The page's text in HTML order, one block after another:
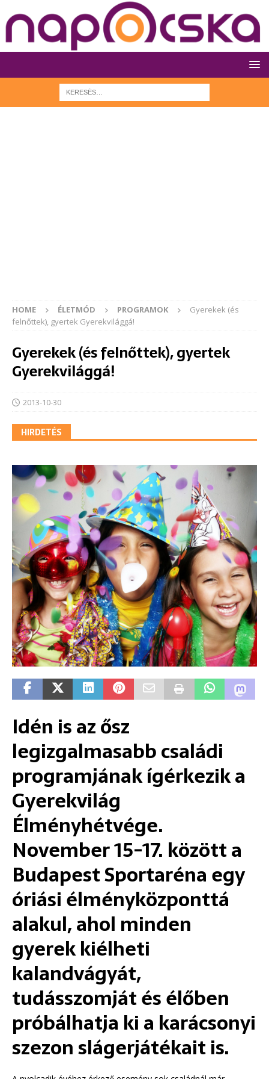
HOME ÉLETMÓD PROGRAMOK
Gyerekek (és
felnőttek), gyertek Gyerekvilággá!
Gyerekek (és felnőttek), gyertek
Gyerekvilággá!
2013-10-30
HIRDETÉS
Idén is az ősz
legizgalmasabb családi
programjának ígérkezik a
Gyerekvilág
Élményhétvége.
November 15-17. között a
Budapest Sportaréna egy
óriási élményközponttá
alakul, ahol minden
gyerek kiélheti
kalandvágyát,
tudásszomját és élőben
próbálhatja ki a karácsonyi
szezon slágerjátékait is.